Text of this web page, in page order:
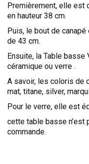
Premièrement, elle est
en hauteur 38 cm.
Puis, le bout de
de 43 cm.
Ensuite, la Table basse
céramique ou verre .
A savoir, les coloris de
mat, titane, silver,
Pour le verre, elle est
cette table basse n’est
commande.